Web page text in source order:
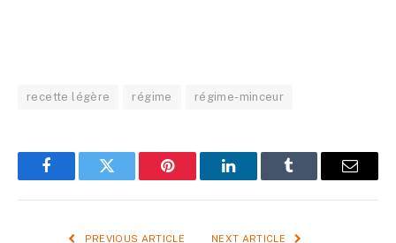
recette légère régime régime-minceur
FacebookTwitter Pinterest LinkedInTumblr Email
PREVIOUS ARTICLE NEXT ARTICLE